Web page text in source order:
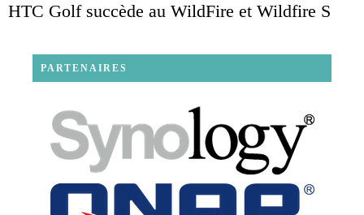
HTC Golf succède au WildFire et Wildfire S
PARTENAIRES